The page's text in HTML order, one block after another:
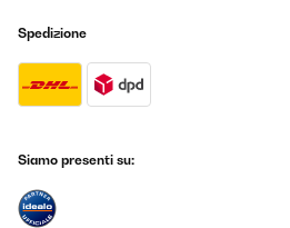
Spedizione
Siamo presenti su: